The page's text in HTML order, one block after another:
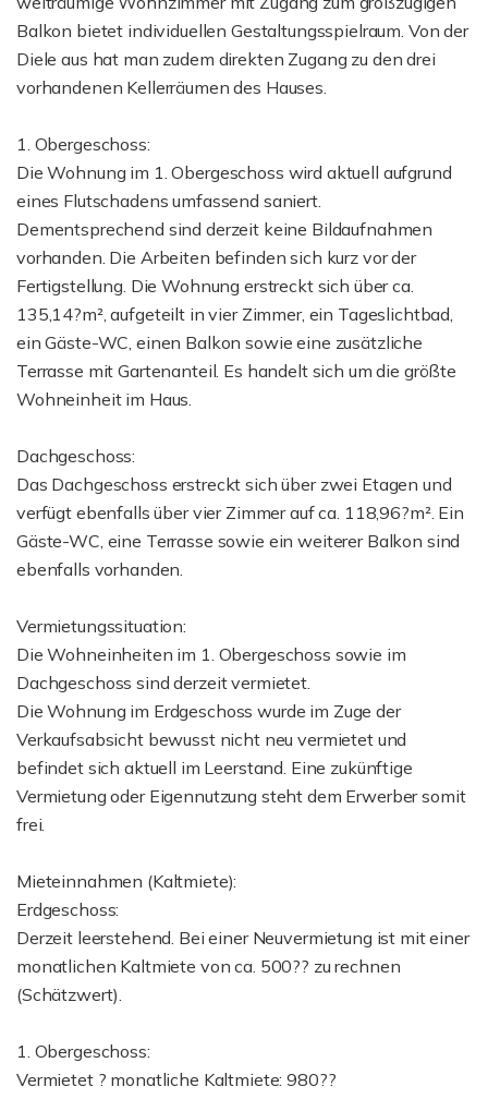
Balkon bietet individuellen Gestaltungsspielraum. Von der
Diele aus hat man zudem direkten Zugang zu den drei
vorhandenen Kellerräumen des Hauses.
1. Obergeschoss:
Die Wohnung im 1. Obergeschoss wird aktuell aufgrund
eines Flutschadens umfassend saniert.
Dementsprechend sind derzeit keine Bildaufnahmen
vorhanden. Die Arbeiten befinden sich kurz vor der
Fertigstellung. Die Wohnung erstreckt sich über ca.
135,14?m², aufgeteilt in vier Zimmer, ein Tageslichtbad,
ein Gäste-WC, einen Balkon sowie eine zusätzliche
Terrasse mit Gartenanteil. Es handelt sich um die größte
Wohneinheit im Haus.
Dachgeschoss:
Das Dachgeschoss erstreckt sich über zwei Etagen und
verfügt ebenfalls über vier Zimmer auf ca. 118,96?m². Ein
Gäste-WC, eine Terrasse sowie ein weiterer Balkon sind
ebenfalls vorhanden.
Vermietungssituation:
Die Wohneinheiten im 1. Obergeschoss sowie im
Dachgeschoss sind derzeit vermietet.
Die Wohnung im Erdgeschoss wurde im Zuge der
Verkaufsabsicht bewusst nicht neu vermietet und
befindet sich aktuell im Leerstand. Eine zukünftige
Vermietung oder Eigennutzung steht dem Erwerber somit
frei.
Mieteinnahmen (Kaltmiete):
Erdgeschoss:
Derzeit leerstehend. Bei einer Neuvermietung ist mit einer
monatlichen Kaltmiete von ca. 500?? zu rechnen
(Schätzwert).
1. Obergeschoss:
Vermietet ? monatliche Kaltmiete: 980??